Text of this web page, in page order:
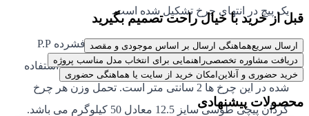
یک پیچ در انتهای چرخ تشکیل شده است.
مواد اولیه به کار رفته در خود چرخ از پلاستیک فشرده P.P
بوده و جنس بدنه آن از آهن گالوانیزه است. سایز پیچ استفاده
شده در این چرخ ها 2 سانتی متر است. تحمل وزن هر چرخ
گردان پیچی طوسی سایز 12.5 معادل 50 کیلوگرم می باشد.
قبل از خرید با خیال راحت تصمیم بگیرید
ارسال سریعهماهنگی ارسال بر اساس موجودی و مقصد
دریافت مشاوره تخصصیراهنمایی برای انتخاب مدل مناسب پروژه
خرید حضوری و آنلاین امکان خرید از سایت یا هماهنگی حضوری
محصولات پیشنهادی